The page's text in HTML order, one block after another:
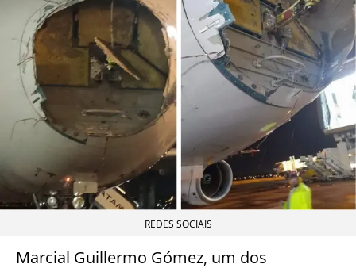
REDES SOCIAIS
Marcial Guillermo Gómez, um dos